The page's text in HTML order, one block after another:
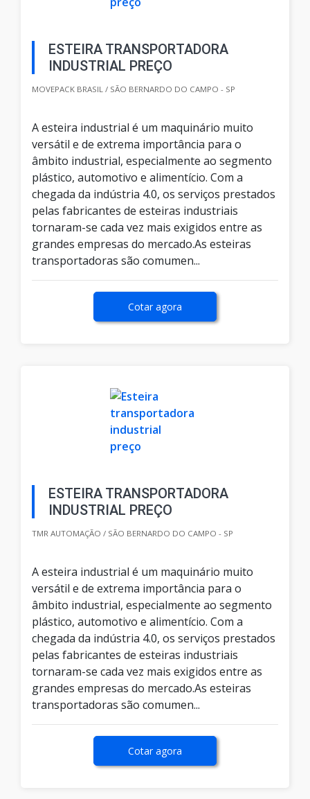
ESTEIRA TRANSPORTADORA
INDUSTRIAL PREÇO
MOVEPACK BRASIL / SÃO BERNARDO DO CAMPO - SP
A esteira industrial é um maquinário muito
versátil e de extrema importância para o
âmbito industrial, especialmente ao segmento
plástico, automotivo e alimentício. Com a
chegada da indústria 4.0, os serviços prestados
pelas fabricantes de esteiras industriais
tornaram-se cada vez mais exigidos entre as
grandes empresas do mercado.As esteiras
transportadoras são comumen...
Cotar agora
ESTEIRA TRANSPORTADORA
INDUSTRIAL PREÇO
TMR AUTOMAÇÃO / SÃO BERNARDO DO CAMPO - SP
A esteira industrial é um maquinário muito
versátil e de extrema importância para o
âmbito industrial, especialmente ao segmento
plástico, automotivo e alimentício. Com a
chegada da indústria 4.0, os serviços prestados
pelas fabricantes de esteiras industriais
tornaram-se cada vez mais exigidos entre as
grandes empresas do mercado.As esteiras
transportadoras são comumen...
Cotar agora